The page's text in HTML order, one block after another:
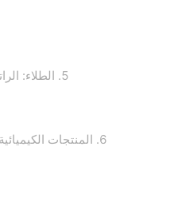
5. الطلاء: الراتنج ، تتلاشى ، صبغ ، ورنيش ، إلخ.
6. المنتجات